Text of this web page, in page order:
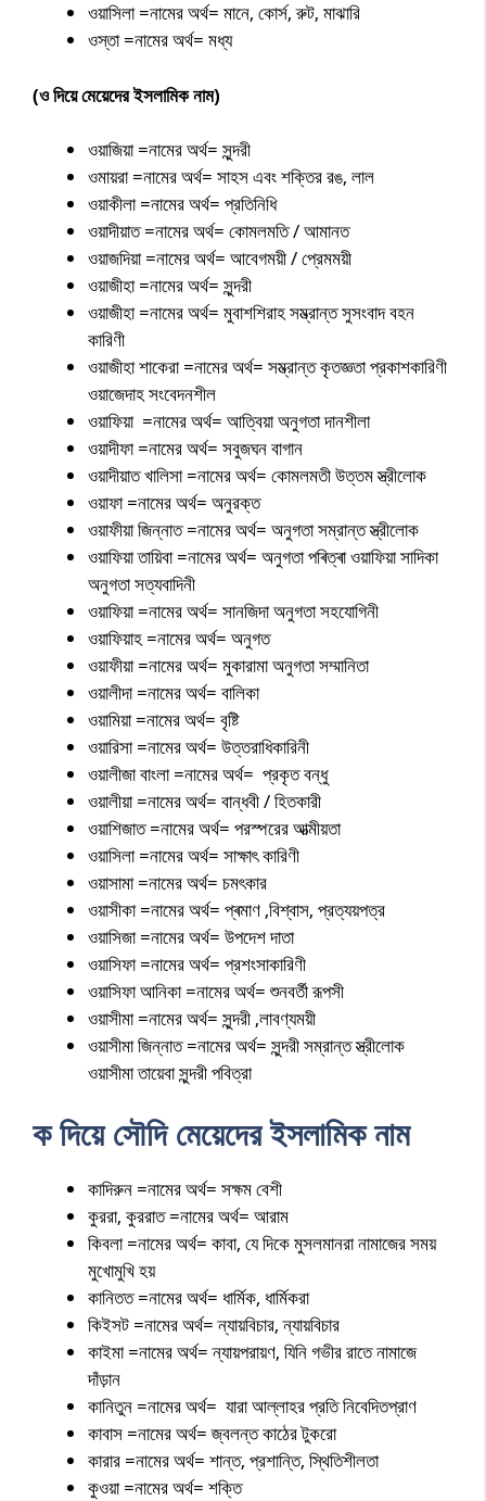
ওয়াসিলা =নামের অর্থ= মানে, কোর্স, রুট, মাঝারি
ওস্তা =নামের অর্থ= মধ্য
(ও দিয়ে মেয়েদের ইসলামিক নাম)
ওয়াজিয়া =নামের অর্থ= সুন্দরী
ওমায়রা =নামের অর্থ= সাহস এবং শক্তির রঙ, লাল
ওয়াকীলা =নামের অর্থ= প্রতিনিধি
ওয়াদীয়াত =নামের অর্থ= কোমলমতি / আমানত
ওয়াজদিয়া =নামের অর্থ= আবেগময়ী / প্রেমময়ী
ওয়াজীহা =নামের অর্থ= সুন্দরী
ওয়াজীহা =নামের অর্থ= মুবাশশিরাহ সম্ভ্রান্ত সুসংবাদ বহন
কারিণী
ওয়াজীহা শাকেরা =নামের অর্থ= সম্ভ্রান্ত কৃতজ্ঞতা প্রকাশকারিণী
ওয়াজেদাহ সংবেদনশীল
ওয়াফিয়া =নামের অর্থ= আত্বিয়া অনুগতা দানশীলা
ওয়াদীফা =নামের অর্থ= সবুজঘন বাগান
ওয়াদীয়াত খালিসা =নামের অর্থ= কোমলমতী উত্তম স্ত্রীলোক
ওয়াফা =নামের অর্থ= অনুরক্ত
ওয়াফীয়া জিন্নাত =নামের অর্থ= অনুগতা সম্রান্ত স্ত্রীলোক
ওয়াফিয়া তায়িবা =নামের অর্থ= অনুগতা পৰিত্ৰা ওয়াফিয়া সাদিকা
অনুগতা সত্যবাদিনী
ওয়াফিয়া =নামের অর্থ= সানজিদা অনুগতা সহযোগিনী
ওয়াফিয়াহ =নামের অর্থ= অনুগত
ওয়াফীয়া =নামের অর্থ= মুকারামা অনুগতা সম্মানিতা
ওয়ালীদা =নামের অর্থ= বালিকা
ওয়ামিয়া =নামের অর্থ= বৃষ্টি
ওয়ারিসা =নামের অর্থ= উত্তরাধিকারিনী
ওয়ালীজা বাংলা =নামের অর্থ= প্রকৃত বন্ধু
ওয়ালীয়া =নামের অর্থ= বান্ধবী / হিতকারী
ওয়াশিজাত =নামের অর্থ= পরস্পরের আত্মীয়তা
ওয়াসিলা =নামের অর্থ= সাক্ষাৎ কারিণী
ওয়াসামা =নামের অর্থ= চমৎকার
ওয়াসীকা =নামের অর্থ= প্ৰমাণ ,বিশ্বাস, প্রত্যয়পত্র
ওয়াসিজা =নামের অর্থ= উপদেশ দাতা
ওয়াসিফা =নামের অর্থ= প্রশংসাকারিণী
ওয়াসিফা আনিকা =নামের অর্থ= শুনবর্তী রূপসী
ওয়াসীমা =নামের অর্থ= সুন্দরী ,লাবণ্যময়ী
ওয়াসীমা জিন্নাত =নামের অর্থ= সুন্দরী সম্রান্ত স্ত্রীলোক
ওয়াসীমা তায়েবা সুন্দরী পবিত্রা
ক দিয়ে সৌদি মেয়েদের ইসলামিক নাম
কাদিরুন =নামের অর্থ= সক্ষম বেশী
কুররা, কুররাত =নামের অর্থ= আরাম
কিবলা =নামের অর্থ= কাবা, যে দিকে মুসলমানরা নামাজের সময়
মুখোমুখি হয়
কানিতত =নামের অর্থ= ধার্মিক, ধার্মিকরা
কিইসট =নামের অর্থ= ন্যায়বিচার, ন্যায়বিচার
কাইমা =নামের অর্থ= ন্যায়পরায়ণ, যিনি গভীর রাতে নামাজে
দাঁড়ান
কানিতুন =নামের অর্থ= যারা আল্লাহর প্রতি নিবেদিতপ্রাণ
কাবাস =নামের অর্থ= জ্বলন্ত কাঠের টুকরো
কারার =নামের অর্থ= শান্ত, প্রশান্তি, স্থিতিশীলতা
কুওয়া =নামের অর্থ= শক্তি